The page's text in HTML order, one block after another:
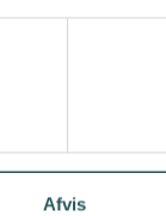
Afvis